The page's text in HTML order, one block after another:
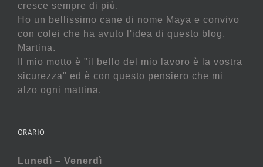
cresce sempre di più.
Ho un bellissimo cane di nome Maya e convivo
con colei che ha avuto l'idea di questo blog,
Martina.
Il mio motto è "il bello del mio lavoro è la vostra
sicurezza" ed è con questo pensiero che mi
alzo ogni mattina.
ORARIO
Lunedì – Venerdì